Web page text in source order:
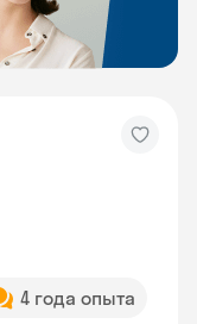
4 года опыта